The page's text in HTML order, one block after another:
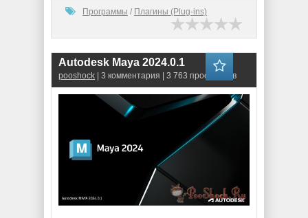
Программы / Плагины (Plug-ins)
Autodesk Maya 2024.0.1
pooshock | 3 комментария | 3 763 просмотров